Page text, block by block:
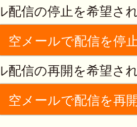
配信の停止を希望さ
空メールで配信を停
配信の再開を希望さ
空メールで配信を再